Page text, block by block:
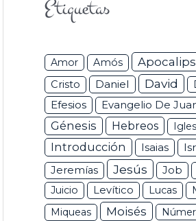
Etiquetas
Amor Amós
Cristo Daniel David
Efesios Evangelio De
Génesis Hebreos
Introducción Isaias
Jeremías Jesús Job
Juicio Levítico Lucas
Miqueas
Moisés